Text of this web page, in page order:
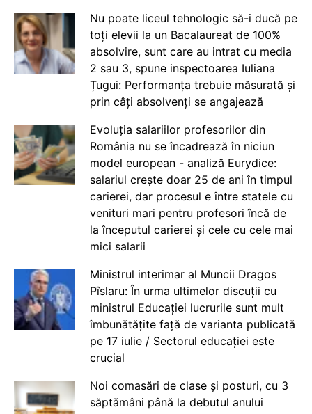
Nu poate liceul tehnologic să-i ducă pe
toți elevii la un Bacalaureat de 100%
absolvire, sunt care au intrat cu media
2 sau 3, spune inspectoarea Iuliana
Țugui: Performanța trebuie măsurată și
prin câți absolvenți se angajează
Evoluția salariilor profesorilor din
România nu se încadrează în niciun
model european - analiză Eurydice:
salariul crește doar 25 de ani în timpul
carierei, dar procesul e între statele cu
venituri mari pentru profesori încă de
la începutul carierei și cele cu cele mai
mici salarii
Ministrul interimar al Muncii Dragos
Pîslaru: În urma ultimelor discuții cu
ministrul Educației lucrurile sunt mult
îmbunătățite față de varianta publicată
pe 17 iulie / Sectorul educației este
crucial
Noi comasări de clase și posturi, cu 3
săptămâni până la debutul anului